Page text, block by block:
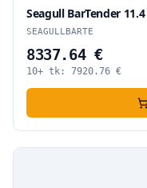
Seagull BarTender
SEAGULLBARTE
8337.64 €
10+ tk: 7920.76 €